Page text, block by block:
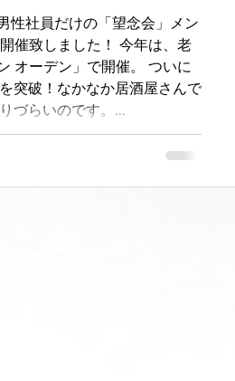
性社員だけの「望念会」メン
催致しました！ 今年は、老
オーデン」で開催。 ついに
突破！なかなか居酒屋さんで
づらいのです。...